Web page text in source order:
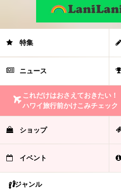
特集
ニュース
これだけはおさえておきたい！
ハワイ旅行前かけこみチェック
ショップ
イベント
ジャンル